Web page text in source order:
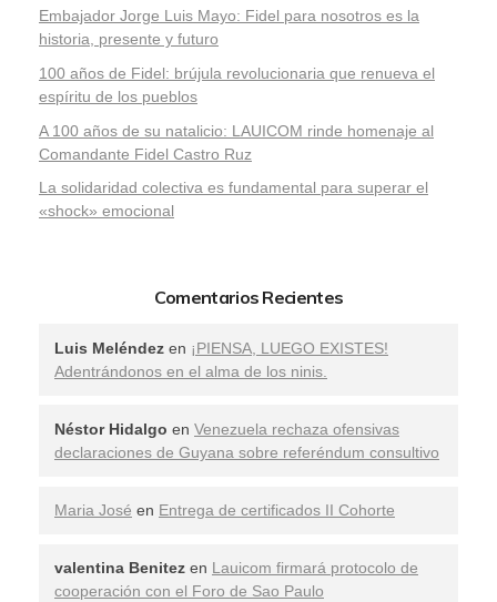
Embajador Jorge Luis Mayo: Fidel para nosotros es la
historia, presente y futuro
100 años de Fidel: brújula revolucionaria que renueva el
espíritu de los pueblos
A 100 años de su natalicio: LAUICOM rinde homenaje al
Comandante Fidel Castro Ruz
La solidaridad colectiva es fundamental para superar el
«shock» emocional
Comentarios Recientes
Luis Meléndez en ¡PIENSA, LUEGO EXISTES!
Adentrándonos en el alma de los ninis.
Néstor Hidalgo en Venezuela rechaza ofensivas
declaraciones de Guyana sobre referéndum consultivo
Maria José en Entrega de certificados II Cohorte
valentina Benitez en Lauicom firmará protocolo de
cooperación con el Foro de Sao Paulo